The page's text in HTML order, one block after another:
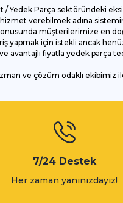
Parça sektöründeki
verebilmek adına
müşterilerimize en
için istekli ancak
fiyatla yedek parça
ve çözüm odaklı
7/24 Destek
Her zaman yanınızdayız!